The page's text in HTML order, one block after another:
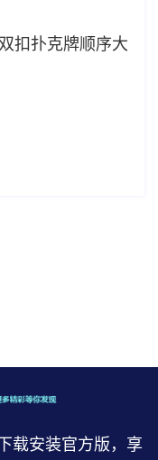
扣扑克牌顺序大
载安装官方版，享